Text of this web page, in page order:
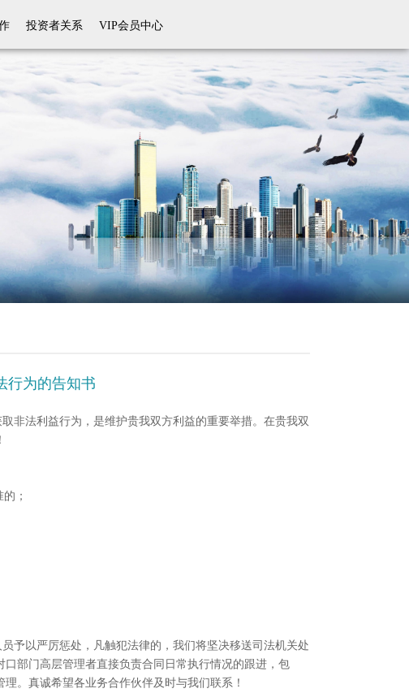
投资者关系 VIP会员中心
行为的告知书
非法利益行为，是维护贵我双方利益的重要举措。在贵我双
；
予以严厉惩处，凡触犯法律的，我们将坚决移送司法机关处
部门高层管理者直接负责合同日常执行情况的跟进，包
。真诚希望各业务合作伙伴及时与我们联系！